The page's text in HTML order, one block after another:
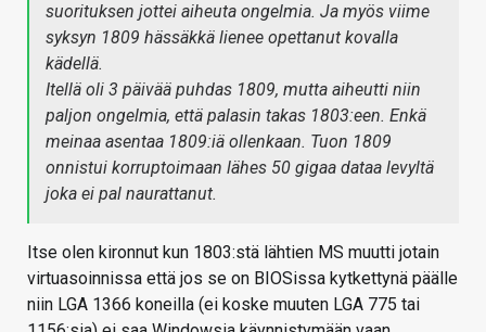
suorituksen jottei aiheuta ongelmia. Ja myös viime
syksyn 1809 hässäkkä lienee opettanut kovalla
kädellä.
Itellä oli 3 päivää puhdas 1809, mutta aiheutti niin
paljon ongelmia, että palasin takas 1803:een. Enkä
meinaa asentaa 1809:iä ollenkaan. Tuon 1809
onnistui korruptoimaan lähes 50 gigaa dataa levyltä
joka ei pal naurattanut.
Itse olen kironnut kun 1803:stä lähtien MS muutti jotain
virtuasoinnissa että jos se on BIOSissa kytkettynä päälle
niin LGA 1366 koneilla (ei koske muuten LGA 775 tai